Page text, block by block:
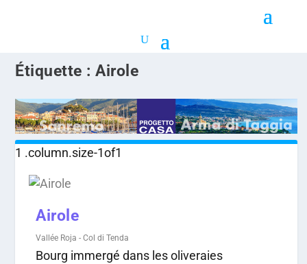
Étiquette :Airole
Airole
Vallée Roja - Col di Tenda
Bourg immergé dans les oliveraies